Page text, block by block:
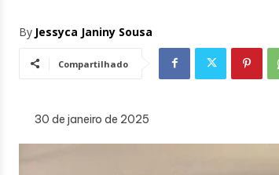
By Jessyca Janiny Sousa
Compartilhado
30 de janeiro de 2025